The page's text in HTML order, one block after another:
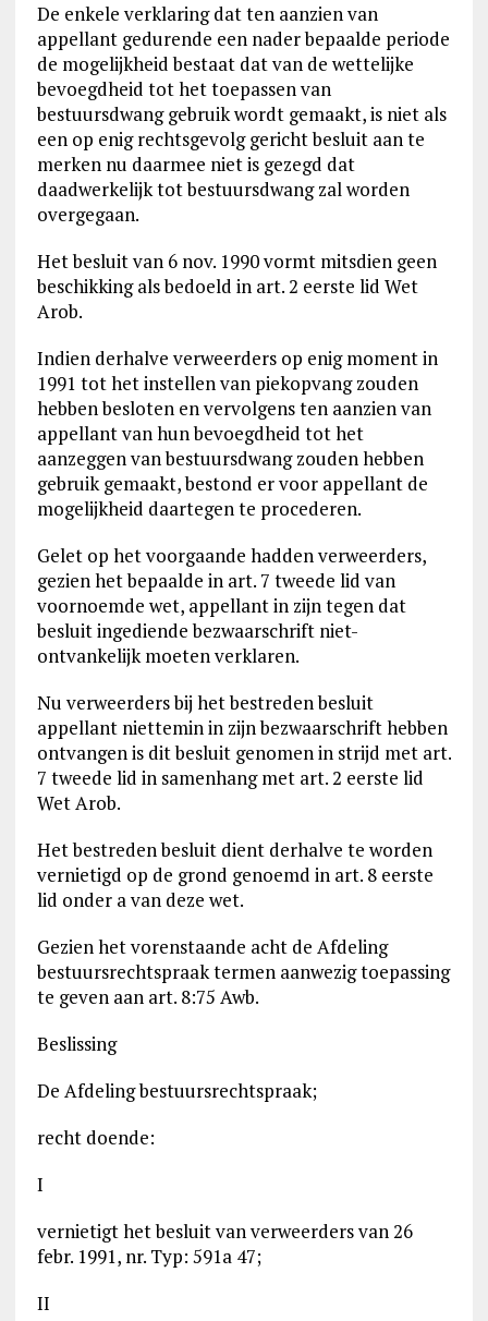
De enkele verklaring dat ten aanzien van
appellant gedurende een nader bepaalde periode
de mogelijkheid bestaat dat van de wettelijke
bevoegdheid tot het toepassen van
bestuursdwang gebruik wordt gemaakt, is niet als
een op enig rechtsgevolg gericht besluit aan te
merken nu daarmee niet is gezegd dat
daadwerkelijk tot bestuursdwang zal worden
overgegaan.
Het besluit van 6 nov. 1990 vormt mitsdien geen
beschikking als bedoeld in art. 2 eerste lid Wet
Arob.
Indien derhalve verweerders op enig moment in
1991 tot het instellen van piekopvang zouden
hebben besloten en vervolgens ten aanzien van
appellant van hun bevoegdheid tot het
aanzeggen van bestuursdwang zouden hebben
gebruik gemaakt, bestond er voor appellant de
mogelijkheid daartegen te procederen.
Gelet op het voorgaande hadden verweerders,
gezien het bepaalde in art. 7 tweede lid van
voornoemde wet, appellant in zijn tegen dat
besluit ingediende bezwaarschrift niet-
ontvankelijk moeten verklaren.
Nu verweerders bij het bestreden besluit
appellant niettemin in zijn bezwaarschrift hebben
ontvangen is dit besluit genomen in strijd met art.
7 tweede lid in samenhang met art. 2 eerste lid
Wet Arob.
Het bestreden besluit dient derhalve te worden
vernietigd op de grond genoemd in art. 8 eerste
lid onder a van deze wet.
Gezien het vorenstaande acht de Afdeling
bestuursrechtspraak termen aanwezig toepassing
te geven aan art. 8:75 Awb.
Beslissing
De Afdeling bestuursrechtspraak;
recht doende:
I
vernietigt het besluit van verweerders van 26
febr. 1991, nr. Typ: 591a 47;
II